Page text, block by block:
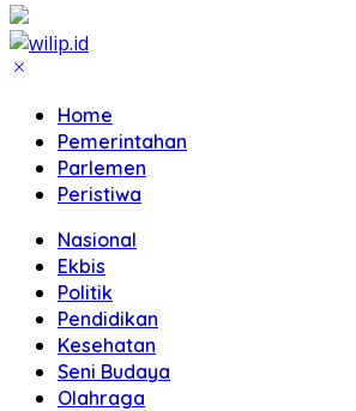
Home
Pemerintahan
Parlemen
Peristiwa
Nasional
Ekbis
Politik
Pendidikan
Kesehatan
Seni Budaya
Olahraga